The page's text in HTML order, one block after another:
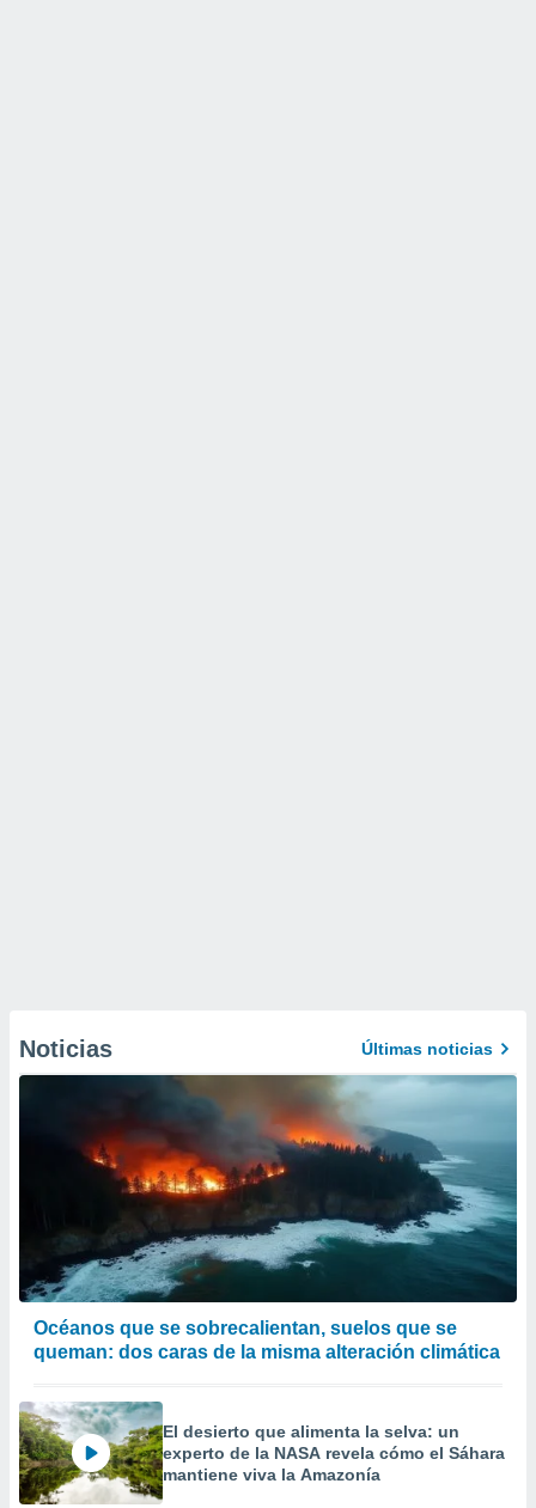
Noticias Últimas noticias
Océanos que se sobrecalientan, suelos que se
queman: dos caras de la misma alteración climática
El desierto que alimenta la selva: un
experto de la NASA revela cómo el Sáhara
mantiene viva la Amazonía